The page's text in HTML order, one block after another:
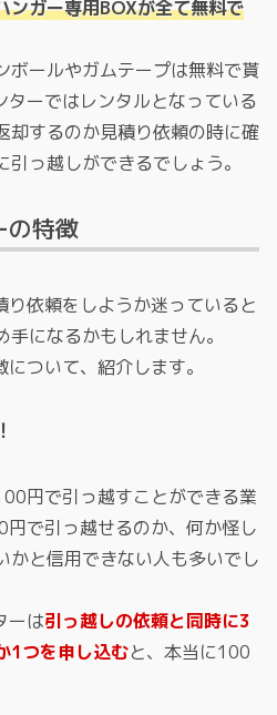
ンガー専用BOXが全て無料で
ボールやガムテープは無料で貰
ーではレンタルとなっている
却するのか見積り依頼の時に確
っ越しができるでしょう。
の特徴
依頼をしようか迷っていると
になるかもしれません。
ついて、紹介します。
円で引っ越すことができる業
で引っ越せるのか、何か怪し
かと信用できない人も多いでし
ーは引っ越しの依頼と同時に3
1つを申し込むと、本当に100